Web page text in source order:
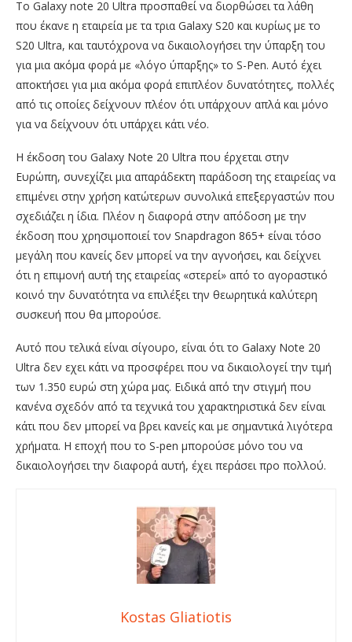
Τo Galaxy note 20 Ultra προσπαθεί να διορθώσει τα λάθη
που έκανε η εταιρεία με τα τρια Galaxy S20 και κυρίως με το
S20 Ultra, και ταυτόχρονα να δικαιολογήσει την ύπαρξη του
για μια ακόμα φορά με «λόγο ύπαρξης» το S-Pen. Αυτό έχει
αποκτήσει για μια ακόμα φορά επιπλέον δυνατότητες, πολλές
από τις οποίες δείχνουν πλέον ότι υπάρχουν απλά και μόνο
για να δείχνουν ότι υπάρχει κάτι νέο.
Η έκδοση του Galaxy Note 20 Ultra που έρχεται στην
Ευρώπη, συνεχίζει μια απαράδεκτη παράδοση της εταιρείας να
επιμένει στην χρήση κατώτερων συνολικά επεξεργαστών που
σχεδιάζει η ίδια. Πλέον η διαφορά στην απόδοση με την
έκδοση που χρησιμοποιεί τον Snapdragon 865+ είναι τόσο
μεγάλη που κανείς δεν μπορεί να την αγνοήσει, και δείχνει
ότι η επιμονή αυτή της εταιρείας «στερεί» από το αγοραστικό
κοινό την δυνατότητα να επιλέξει την θεωρητικά καλύτερη
συσκευή που θα μπορούσε.
Αυτό που τελικά είναι σίγουρο, είναι ότι το Galaxy Note 20
Ultra δεν εχει κάτι να προσφέρει που να δικαιολογεί την τιμή
των 1.350 ευρώ στη χώρα μας. Ειδικά από την στιγμή που
κανένα σχεδόν από τα τεχνικά του χαρακτηριστικά δεν είναι
κάτι που δεν μπορεί να βρει κανείς και με σημαντικά λιγότερα
χρήματα. Η εποχή που το S-pen μπορούσε μόνο του να
δικαιολογήσει την διαφορά αυτή, έχει περάσει προ πολλού.
Kostas Gliatiotis